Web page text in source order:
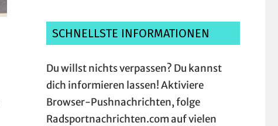
SCHNELLSTE INFORMATIONEN
Du willst nichts verpassen? Du kannst
dich informieren lassen! Aktiviere
Browser-Pushnachrichten, folge
Radsportnachrichten.com auf vielen